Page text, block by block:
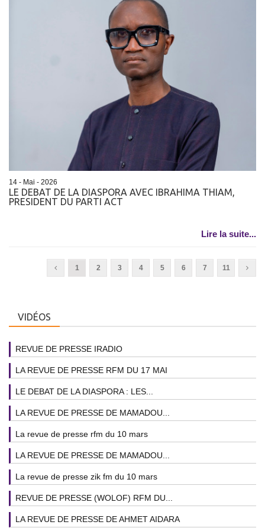
14 - Mai - 2026
LE DEBAT DE LA DIASPORA AVEC IBRAHIMA THIAM,
PRESIDENT DU PARTI ACT
Lire la suite...
1 2 3 4 5 6 7 11
VIDÉOS
REVUE DE PRESSE IRADIO
LA REVUE DE PRESSE RFM DU 17 MAI
LE DEBAT DE LA DIASPORA : LES...
LA REVUE DE PRESSE DE MAMADOU...
La revue de presse rfm du 10 mars
LA REVUE DE PRESSE DE MAMADOU...
La revue de presse zik fm du 10 mars
REVUE DE PRESSE (WOLOF) RFM DU...
LA REVUE DE PRESSE DE AHMET AIDARA